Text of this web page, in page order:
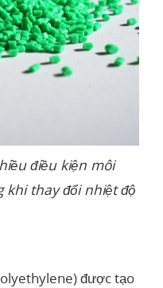
điều kiện môi
khi thay đổi nhiệt độ
được tạo